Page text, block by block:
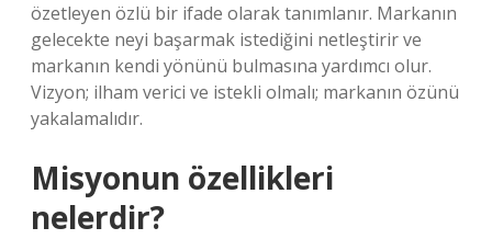
özetleyen özlü bir ifade olarak tanımlanır. Markanın
gelecekte neyi başarmak istediğini netleştirir ve
markanın kendi yönünü bulmasına yardımcı olur.
Vizyon; ilham verici ve istekli olmalı; markanın özünü
yakalamalıdır.
Misyonun özellikleri
nelerdir?